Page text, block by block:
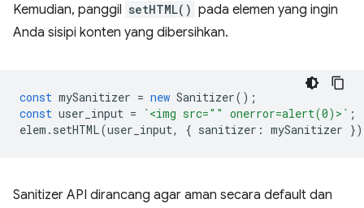
Kemudian, panggil setHTML() pada elemen yang ingin
Anda sisipi konten yang dibersihkan.
const mySanitizer = new Sanitizer();
const user_input = `<img src="" onerror=alert(0)>` ;
elem . setHTML(user_input, { sanitizer : mySanitizer
Sanitizer API dirancang agar aman secara default dan